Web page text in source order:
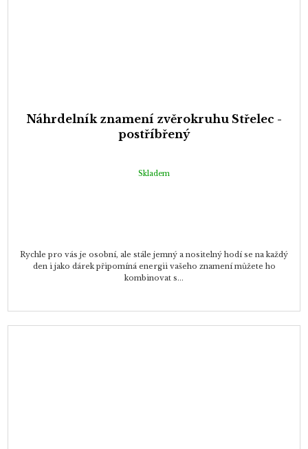
Náhrdelník znamení zvěrokruhu Střelec -
postříbřený
Skladem
Rychle pro vás je osobní, ale stále jemný a nositelný hodí se na každý
den i jako dárek připomíná energii vašeho znamení můžete ho
kombinovat s...